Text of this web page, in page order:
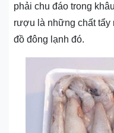
phải chu đáo trong
rượu là những chất tẩy
đồ đông lạnh đó.